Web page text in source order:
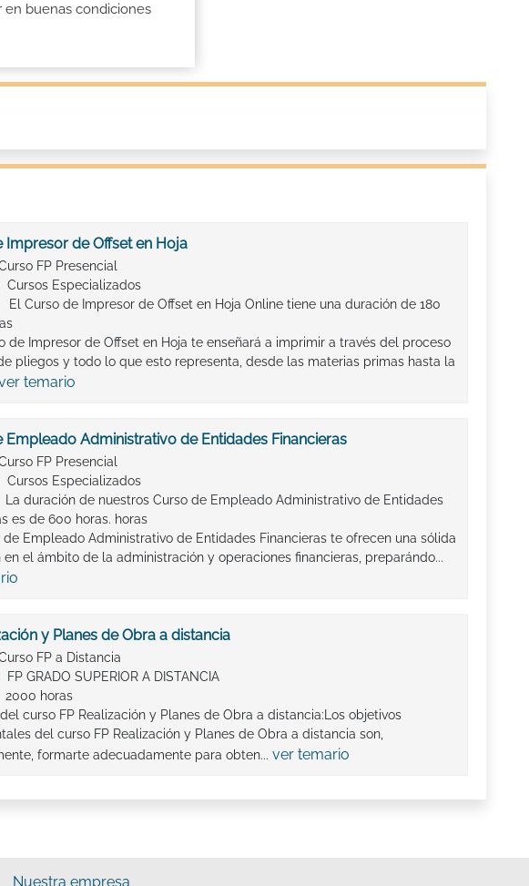
en buenas condiciones
Impresor de Offset en Hoja
FP Presencial
Cursos Especializados
El Curso de Impresor de Offset en Hoja Online tiene una duración de 180
de Impresor de Offset en Hoja te enseñará a imprimir a través del proceso
pliegos y todo lo que esto representa, desde las materias primas hasta la
temario
Empleado Administrativo de Entidades Financieras
FP Presencial
Cursos Especializados
La duración de nuestros Curso de Empleado Administrativo de Entidades
es de 600 horas. horas
de Empleado Administrativo de Entidades Financieras te ofrecen una sólida
el ámbito de la administración y operaciones financieras, preparándo...
y Planes de Obra a distancia
FP a Distancia
FP GRADO SUPERIOR A DISTANCIA
2000 horas
curso FP Realización y Planes de Obra a distancia:Los objetivos
del curso FP Realización y Planes de Obra a distancia son,
formarte adecuadamente para obten... ver temario
Nuestra empresa